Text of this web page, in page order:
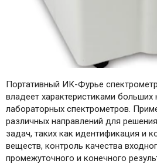
Портативный ИК-Фурье
владеет характеристиками больших
лабораторных спектрометров.
различных направлений для
задач, таких как идентификация и
веществ, контроль качества
промежуточного и конечного